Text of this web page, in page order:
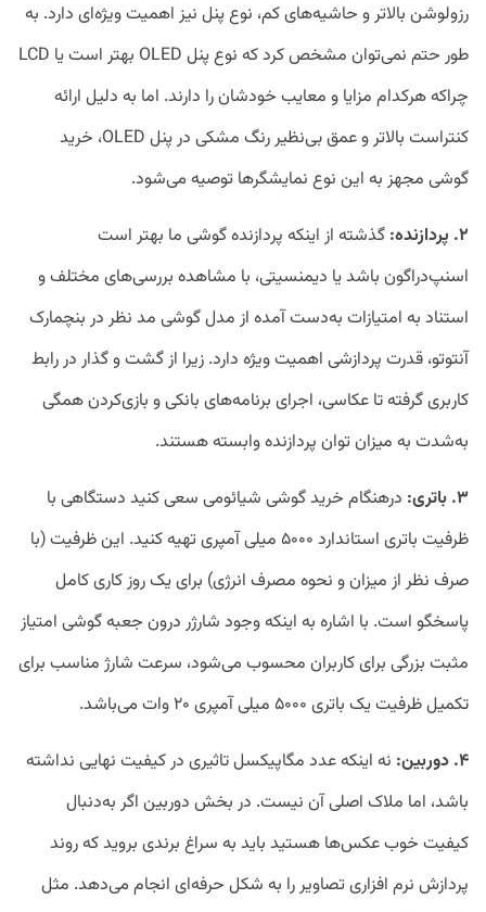
رزولوشن بالاتر و حاشیه‌های کم، نوع پنل نیز اهمیت ویژه‌ای دارد. به
طور حتم نمی‌توان مشخص کرد که نوع پنل OLED بهتر است یا LCD
چراکه هرکدام مزایا و معایب خودشان را دارند. اما به دلیل ارائه
کنتراست بالاتر و عمق بی‌نظیر رنگ مشکی در پنل OLED، خرید
گوشی مجهز به این نوع نمایشگرها توصیه می‌شود.
۲. پردازنده:
گذشته از اینکه پردازنده گوشی ما بهتر است
اسنپ‌دراگون باشد یا دیمنسیتی، با مشاهده بررسی‌های مختلف و
استناد به امتیازات به‌دست آمده از مدل گوشی مد نظر در بنچمارک
آنتوتو، قدرت پردازشی اهمیت ویژه‌ دارد. زیرا از گشت و گذار در رابط
کاربری گرفته تا عکاسی، اجرای برنامه‌های بانکی و بازی‌کردن همگی
به‌شدت به میزان توان پردازنده وابسته هستند.
۳. باتری:
درهنگام خرید گوشی شیائومی سعی کنید دستگاهی با
ظرفیت باتری استاندارد ۵۰۰۰ میلی آمپری تهیه کنید. این ظرفیت (با
صرف نظر از میزان و نحوه مصرف انرژی) برای یک روز کاری کامل
پاسخگو است. با اشاره به اینکه وجود شارژر درون جعبه گوشی امتیاز
مثبت بزرگی برای کاربران محسوب می‌شود، سرعت شارژ مناسب برای
تکمیل ظرفیت یک باتری ۵۰۰۰ میلی آمپری ۲۰ وات می‌باشد.
۴. دوربین:
نه اینکه عدد مگاپیکسل تاثیری در کیفیت نهایی نداشته
باشد، اما ملاک اصلی آن نیست. در بخش دوربین اگر به‌دنبال
کیفیت خوب عکس‌ها هستید باید به سراغ برندی بروید که روند
پردازش نرم افزاری تصاویر را به شکل حرفه‌ای انجام می‌دهد. مثل